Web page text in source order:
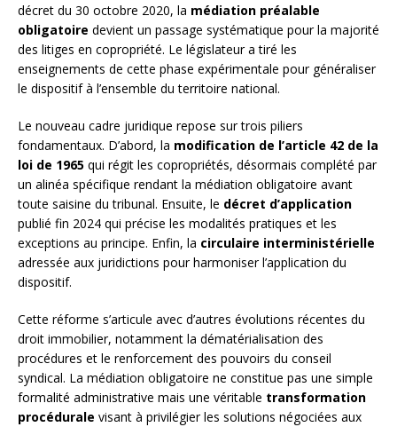
décret du 30 octobre 2020, la médiation préalable
obligatoire devient un passage systématique pour la majorité
des litiges en copropriété. Le législateur a tiré les
enseignements de cette phase expérimentale pour généraliser
le dispositif à l’ensemble du territoire national.
Le nouveau cadre juridique repose sur trois piliers
fondamentaux. D’abord, la modification de l’article 42 de la
loi de 1965 qui régit les copropriétés, désormais complété par
un alinéa spécifique rendant la médiation obligatoire avant
toute saisine du tribunal. Ensuite, le décret d’application
publié fin 2024 qui précise les modalités pratiques et les
exceptions au principe. Enfin, la circulaire interministérielle
adressée aux juridictions pour harmoniser l’application du
dispositif.
Cette réforme s’articule avec d’autres évolutions récentes du
droit immobilier, notamment la dématérialisation des
procédures et le renforcement des pouvoirs du conseil
syndical. La médiation obligatoire ne constitue pas une simple
formalité administrative mais une véritable transformation
procédurale visant à privilégier les solutions négociées aux